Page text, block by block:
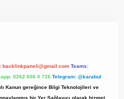
backlinkpaneli@gmail.com Teams:
0262 606 0 726 Telegram: @karabul
Kanun gereğince Bilgi Teknolojileri ve
bir Yer Sağlayıcı olarak hizmet